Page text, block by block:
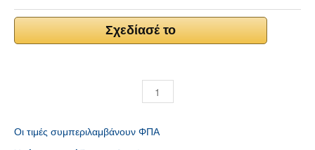
Σχεδίασέ το
Οι τιμές συμπεριλαμβάνουν ΦΠΑ